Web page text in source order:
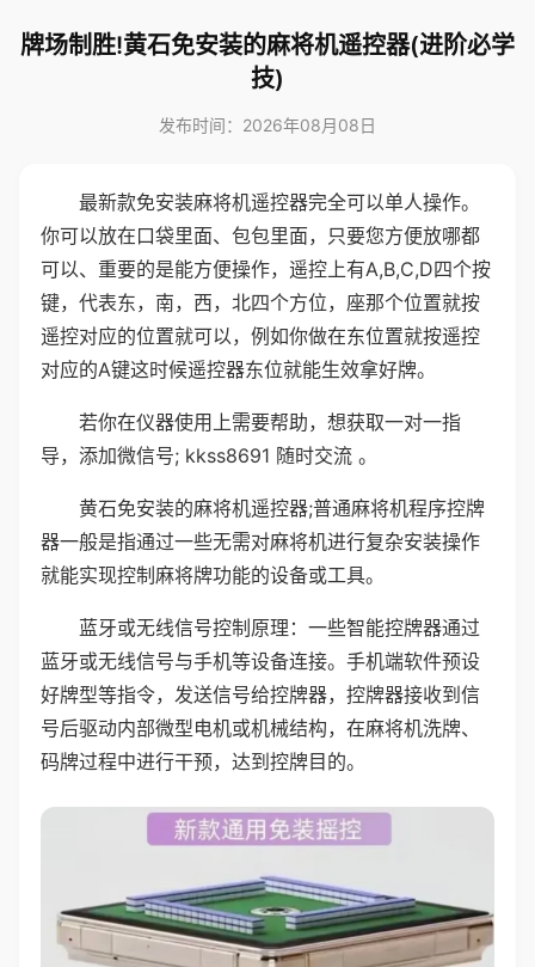
牌场制胜!黄石免安装的麻将机遥控器(进阶必学
技)
发布时间：2026年08月08日
最新款免安装麻将机遥控器完全可以单人操作。
你可以放在口袋里面、包包里面，只要您方便放哪都
可以、重要的是能方便操作，遥控上有A,B,C,D四个按
键，代表东，南，西，北四个方位，座那个位置就按
遥控对应的位置就可以，例如你做在东位置就按遥控
对应的A键这时候遥控器东位就能生效拿好牌。
若你在仪器使用上需要帮助，想获取一对一指
导，添加微信号; kkss8691 随时交流 。
黄石免安装的麻将机遥控器;普通麻将机程序控牌
器一般是指通过一些无需对麻将机进行复杂安装操作
就能实现控制麻将牌功能的设备或工具。
蓝牙或无线信号控制原理：一些智能控牌器通过
蓝牙或无线信号与手机等设备连接。手机端软件预设
好牌型等指令，发送信号给控牌器，控牌器接收到信
号后驱动内部微型电机或机械结构，在麻将机洗牌、
码牌过程中进行干预，达到控牌目的。